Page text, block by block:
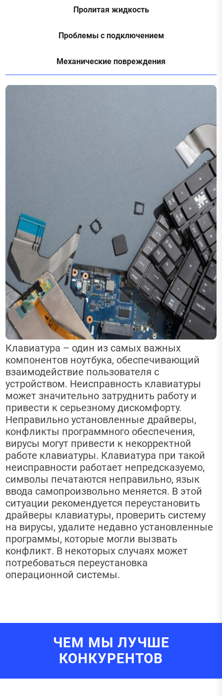
Пролитая жидкость
Проблемы с подключением
Механические повреждения
Клавиатура – один из самых важных
компонентов ноутбука, обеспечивающий
взаимодействие пользователя с
устройством. Неисправность клавиатуры
может значительно затруднить работу и
привести к серьезному дискомфорту.
Неправильно установленные драйверы,
конфликты программного обеспечения,
вирусы могут привести к некорректной
работе клавиатуры. Клавиатура при такой
неисправности работает непредсказуемо,
символы печатаются неправильно, язык
ввода самопроизвольно меняется. В этой
ситуации рекомендуется переустановить
драйверы клавиатуры, проверить систему
на вирусы, удалите недавно установленные
программы, которые могли вызвать
конфликт. В некоторых случаях может
потребоваться переустановка
операционной системы.
ЧЕМ МЫ ЛУЧШЕ
КОНКУРЕНТОВ